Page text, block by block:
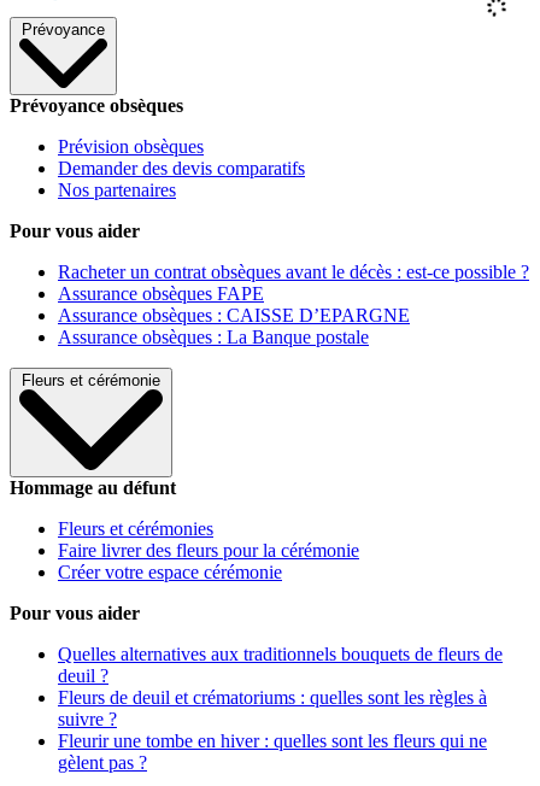
Prévoyance
Prévoyance obsèques
Prévision obsèques
Demander des devis comparatifs
Nos partenaires
Pour vous aider
Racheter un contrat obsèques avant le décès : est-ce possible ?
Assurance obsèques FAPE
Assurance obsèques : CAISSE D’EPARGNE
Assurance obsèques : La Banque postale
Fleurs et cérémonie
Hommage au défunt
Fleurs et cérémonies
Faire livrer des fleurs pour la cérémonie
Créer votre espace cérémonie
Pour vous aider
Quelles alternatives aux traditionnels bouquets de fleurs de
deuil ?
Fleurs de deuil et crématoriums : quelles sont les règles à
suivre ?
Fleurir une tombe en hiver : quelles sont les fleurs qui ne
gèlent pas ?